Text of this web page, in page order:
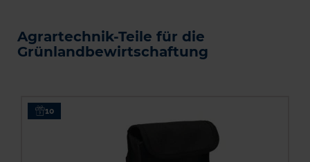
Agrartechnik-Teile für die
Grünlandbewirtschaftung
10